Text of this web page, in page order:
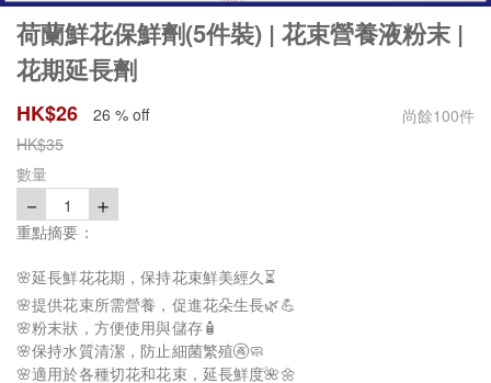
荷蘭鮮花保鮮劑(5件裝) | 花束營養液粉末 |
花期延長劑
HK$26 26 % off 尚餘100件
HK$35
數量
－ 1 ＋
重點摘要：
🌸延長鮮花花期，保持花束鮮美經久⏳
🌸提供花束所需營養，促進花朵生長🌿💪
🌸粉末狀，方便使用與儲存🧴
🌸保持水質清潔，防止細菌繁殖🚱🧼
🌸適用於各種切花和花束，延長鮮度🌺🌼